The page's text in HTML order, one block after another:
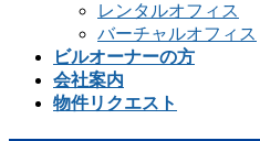
レンタルオフィス
バーチャルオフィス
ビルオーナーの方
会社案内
物件リクエスト